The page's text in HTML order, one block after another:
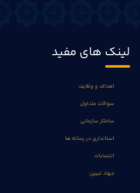
لینک های مفید
اهداف و وظایف
سوالات متداول
ساختار سازمانی
استانداری در رسانه ها
انتصابات
جهاد تبیین